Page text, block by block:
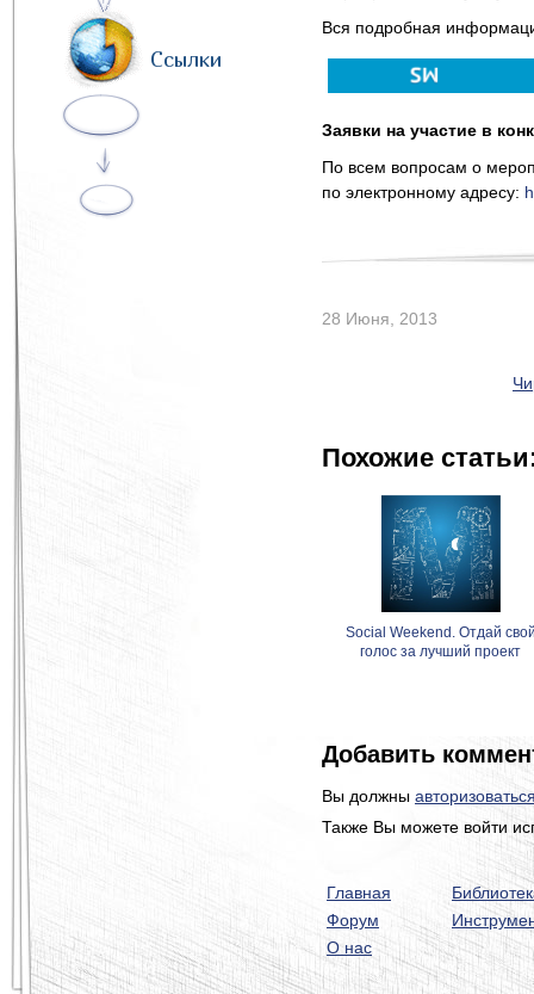
Ссылки
Вся подробная
Заявки на участие в
По всем вопросам о
по электронному адресу:
28 Июня, 2013
Похожие
Social Weekend. Отдай
голос за лучший проект
Добавить
Вы должны
Также Вы можете войти
Главная
Форум
О нас